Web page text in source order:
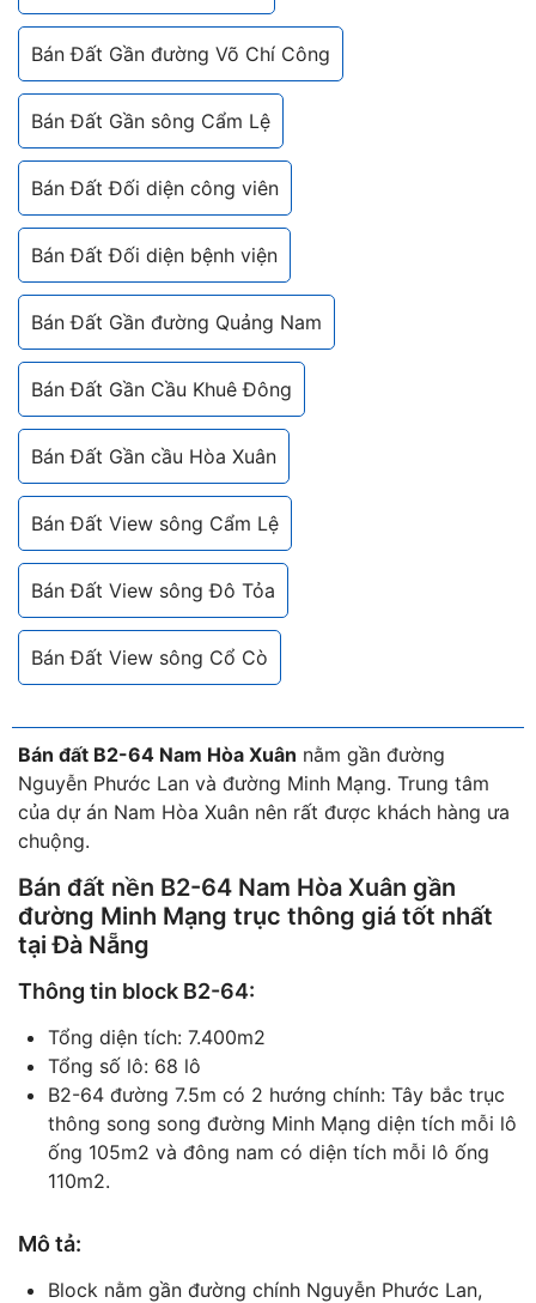
Bán Đất Gần đường Võ Chí Công
Bán Đất Gần sông Cẩm Lệ
Bán Đất Đối diện công viên
Bán Đất Đối diện bệnh viện
Bán Đất Gần đường Quảng Nam
Bán Đất Gần Cầu Khuê Đông
Bán Đất Gần cầu Hòa Xuân
Bán Đất View sông Cẩm Lệ
Bán Đất View sông Đô Tỏa
Bán Đất View sông Cổ Cò
Bán đất B2-64 Nam Hòa Xuân nằm gần đường
Nguyễn Phước Lan và đường Minh Mạng. Trung tâm
của dự án Nam Hòa Xuân nên rất được khách hàng ưa
chuộng.
Bán đất nền B2-64 Nam Hòa Xuân gần
đường Minh Mạng trục thông giá tốt nhất
tại Đà Nẵng
Thông tin block B2-64:
Tổng diện tích: 7.400m2
Tổng số lô: 68 lô
B2-64 đường 7.5m có 2 hướng chính: Tây bắc trục
thông song song đường Minh Mạng diện tích mỗi lô
ống 105m2 và đông nam có diện tích mỗi lô ống
110m2.
Mô tả:
Block nằm gần đường chính Nguyễn Phước Lan,